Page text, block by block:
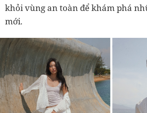
khỏi vùng an toàn để khám phá
mới.